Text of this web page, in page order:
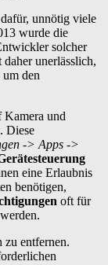
unnötig viele
wurde die
solcher
unerlässlich,
den
und
Diese
-> Apps ->
eine Erlaubnis
benötigen,
oft für
zu entfernen.